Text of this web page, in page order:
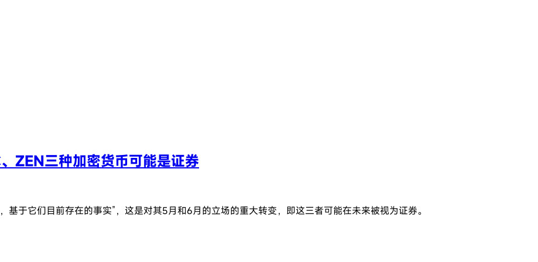
ZEN三种加密货币可能是证券
于它们目前存在的事实”，这是对其5月和6月的立场的重大转变，即这三者可能在未来被视为证券。